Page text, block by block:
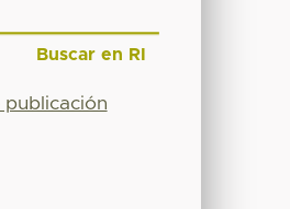
Buscar en RI
publicación